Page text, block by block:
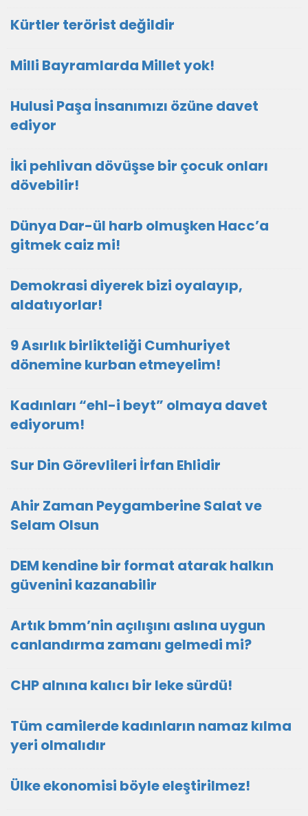
Kürtler terörist değildir
Milli Bayramlarda Millet yok!
Hulusi Paşa İnsanımızı özüne davet
ediyor
İki pehlivan dövüşse bir çocuk onları
dövebilir!
Dünya Dar-ül harb olmuşken Hacc’a
gitmek caiz mi!
Demokrasi diyerek bizi oyalayıp,
aldatıyorlar!
9 Asırlık birlikteliği Cumhuriyet
dönemine kurban etmeyelim!
Kadınları “ehl-i beyt” olmaya davet
ediyorum!
Sur Din Görevlileri İrfan Ehlidir
Ahir Zaman Peygamberine Salat ve
Selam Olsun
DEM kendine bir format atarak halkın
güvenini kazanabilir
Artık bmm’nin açılışını aslına uygun
canlandırma zamanı gelmedi mi?
CHP alnına kalıcı bir leke sürdü!
Tüm camilerde kadınların namaz kılma
yeri olmalıdır
Ülke ekonomisi böyle eleştirilmez!